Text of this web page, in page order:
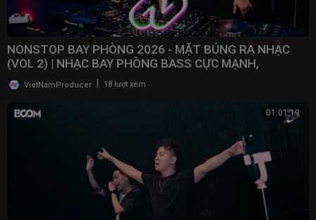
NONSTOP BAY PHÒNG 2026 - MẶT BÚNG RA NHẠC
(VOL 2) | NHẠC BAY PHÒNG BASS CỰC MẠNH,
NONSTOP 2025
VietNamProducer 18 lượt xem
01:01:19